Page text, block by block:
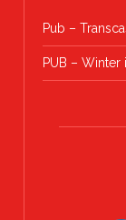
Find
Pub –
PUB – Winter